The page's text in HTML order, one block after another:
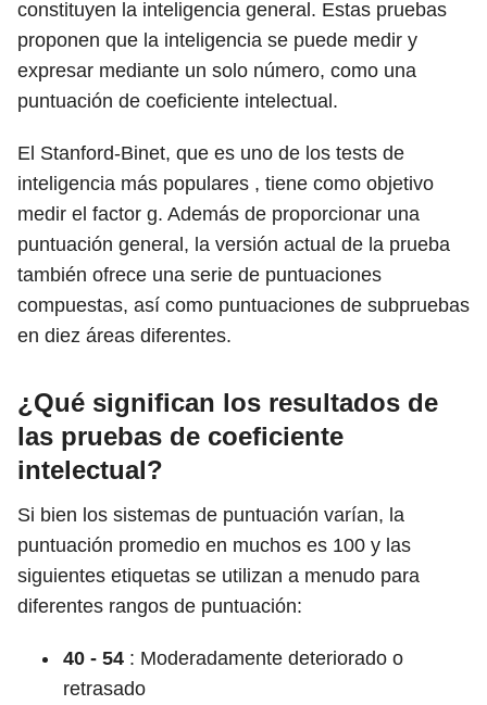
constituyen la inteligencia general. Estas pruebas
proponen que la inteligencia se puede medir y
expresar mediante un solo número, como una
puntuación de coeficiente intelectual.
El Stanford-Binet, que es uno de los tests de
inteligencia más populares , tiene como objetivo
medir el factor g. Además de proporcionar una
puntuación general, la versión actual de la prueba
también ofrece una serie de puntuaciones
compuestas, así como puntuaciones de subpruebas
en diez áreas diferentes.
¿Qué significan los resultados de
las pruebas de coeficiente
intelectual?
Si bien los sistemas de puntuación varían, la
puntuación promedio en muchos es 100 y las
siguientes etiquetas se utilizan a menudo para
diferentes rangos de puntuación:
40 - 54 : Moderadamente deteriorado o
retrasado